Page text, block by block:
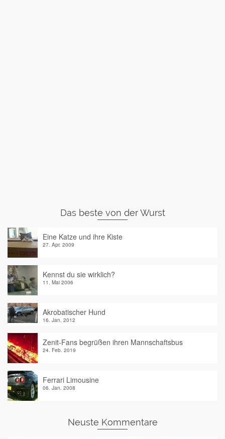
Das beste von der Wurst
Eine Katze und ihre Kiste
27. Apr. 2009
Kennst du sie wirklich?
11. Mai 2006
Akrobatischer Hund
16. Jan. 2012
Zenit-Fans begrüßen ihren Mannschaftsbus
24. Feb. 2019
Ferrari Limousine
06. Jan. 2008
Neuste Kommentare